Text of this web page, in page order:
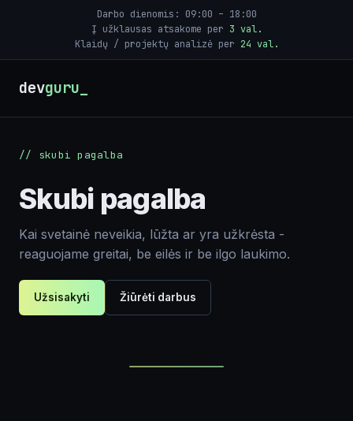
Darbo dienomis: 09:00 – 18:00
Į užklausas atsakome per 3 val.
Klaidų / projektų analizė per 24 val.
devguru
Svetainių priežiūra
Skubi pagalba
// skubi pagalba
Skubi pagalba
Kai svetainė neveikia, lūžta ar yra užkrėsta -
reaguojame greitai, be eilės ir be ilgo laukimo.
Užsisakyti Žiūrėti darbus